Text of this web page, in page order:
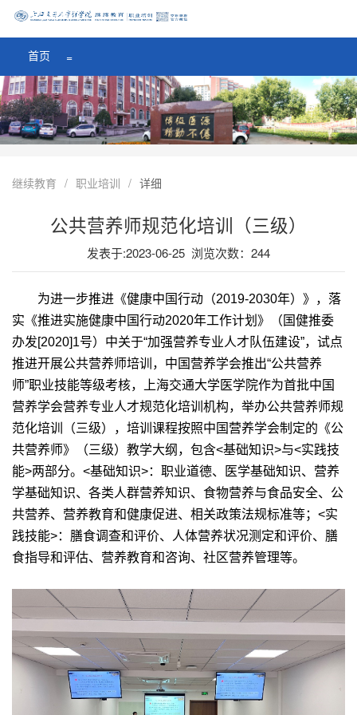
医学院首页
首页 =
继续教育 / 职业培训 / 详细
公共营养师规范化培训（三级）
发表于:2023-06-25 浏览次数： 244
为进一步推进《健康中国行动（2019-2030年）》，落
实《推进实施健康中国行动2020年工作计划》（国健推委
办发[2020]1号）中关于“加强营养专业人才队伍建设”，试点
推进开展公共营养师培训，中国营养学会推出“公共营养
师”职业技能等级考核，上海交通大学医学院作为首批中国
营养学会营养专业人才规范化培训机构，举办公共营养师规
范化培训（三级），培训课程按照中国营养学会制定的《公
共营养师》（三级）教学大纲，包含<基础知识>与<实践技
能>两部分。 <基础知识>：职业道德、医学基础知识、营养
学基础知识、各类人群营养知识、食物营养与食品安全、公
共营养、营养教育和健康促进、相关政策法规标准等； <实
践技能>：膳食调查和评价、人体营养状况测定和评价、膳
食指导和评估、营养教育和咨询、社区营养管理等。